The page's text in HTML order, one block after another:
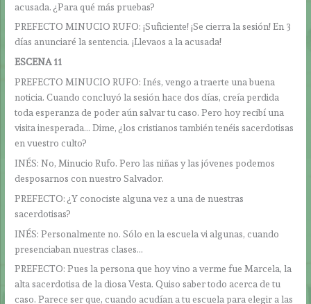
acusada. ¿Para qué más pruebas?
PREFECTO MINUCIO RUFO: ¡Suficiente! ¡Se cierra la sesión! En 3
días anunciaré la sentencia. ¡Llevaos a la acusada!
ESCENA 11
PREFECTO MINUCIO RUFO: Inés, vengo a traerte una buena
noticia. Cuando concluyó la sesión hace dos días, creía perdida
toda esperanza de poder aún salvar tu caso. Pero hoy recibí una
visita inesperada… Dime, ¿los cristianos también tenéis sacerdotisas
en vuestro culto?
INÉS: No, Minucio Rufo. Pero las niñas y las jóvenes podemos
desposarnos con nuestro Salvador.
PREFECTO: ¿Y conociste alguna vez a una de nuestras
sacerdotisas?
INÉS: Personalmente no. Sólo en la escuela vi algunas, cuando
presenciaban nuestras clases…
PREFECTO: Pues la persona que hoy vino a verme fue Marcela, la
alta sacerdotisa de la diosa Vesta. Quiso saber todo acerca de tu
caso. Parece ser que, cuando acudían a tu escuela para elegir a las